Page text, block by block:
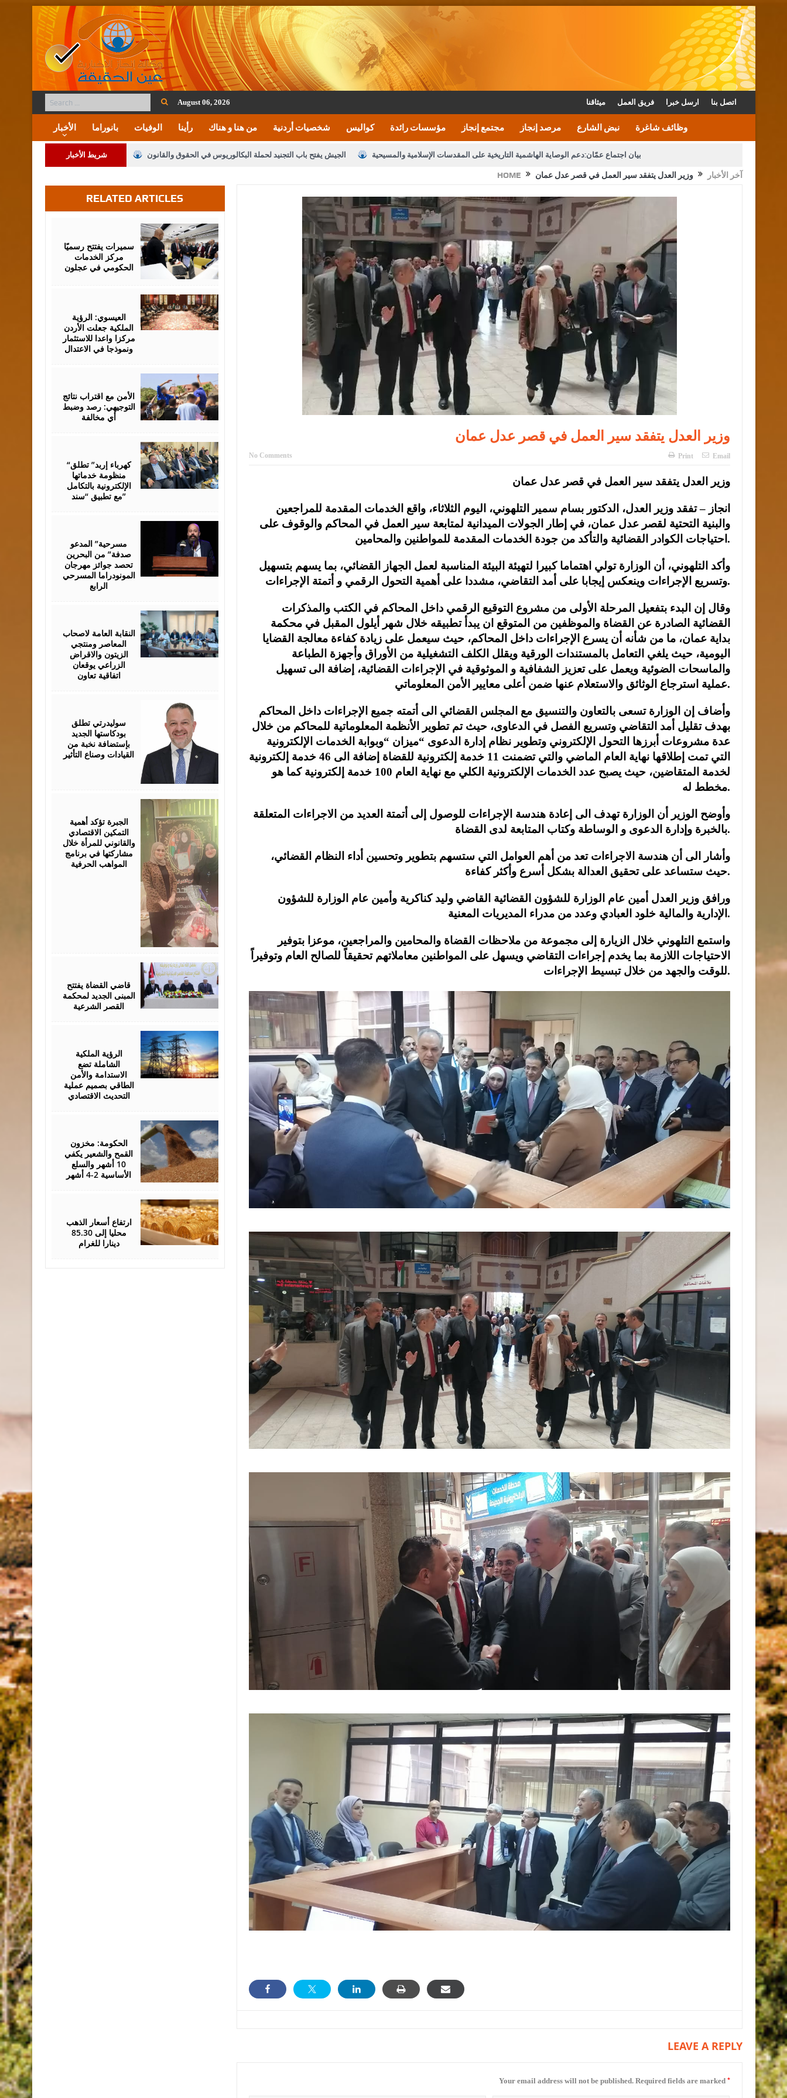
August 06, 2026 ميثاقنا فريق العمل ارسل خبرا اتصل بنا
الأخبار بانوراما الوفيات رأينا من هنا و هناك شخصيات أردنية كواليس مؤسسات رائدة مجتمع إنجاز مرصد إنجاز نبض الشارع وظائف شاغرة
شريط الأخبار الجيش يفتح باب التجنيد لحملة البكالوريوس في الحقوق والقانون بيان اجتماع عمّان:دعم الوصاية الهاشمية التاريخية على المقدسات الإسلامية والمسيحية
النواب يقر مشروع تعديل قانون الملكية العقارية
القاضي يلتقي رؤساء تحرير الصحف اليومية ويؤكد حرص مجلس النواب على شراكة فاعلة مع الإعلام دعوة المكلفين بخدمة العلم (الدفعة الثالثة) إلى مراجعة منصة خدمة العلم
الملك يلتقي مجموعة من رفاق السلاح الملك يتلقى اتصالا هاتفيا من العاهل البحريني القاضي محمود أحمد فريحات.. مبارك ومزيدا من التوفيق
عارف بيك فريحات.. مبارك وبكم تزهو المناصب
HOME آخر الأخبار وزير العدل يتفقد سير العمل في قصر عدل عمان
وزير العدل يتفقد سير العمل في قصر عدل عمان
No Comments Print Email
وزير العدل يتفقد سير العمل في قصر عدل عمان
انجاز – تفقد وزير العدل، الدكتور بسام سمير التلهوني، اليوم الثلاثاء، واقع الخدمات المقدمة للمراجعين
والبنية التحتية لقصر عدل عمان، في إطار الجولات الميدانية لمتابعة سير العمل في المحاكم والوقوف على
احتياجات الكوادر القضائية والتأكد من جودة الخدمات المقدمة للمواطنين والمحامين.
وأكد التلهوني، أن الوزارة تولي اهتماما كبيرا لتهيئة البيئة المناسبة لعمل الجهاز القضائي، بما يسهم بتسهيل
وتسريع الإجراءات وينعكس إيجابا على أمد التقاضي، مشددا على أهمية التحول الرقمي و أتمتة الإجراءات.
وقال إن البدء بتفعيل المرحلة الأولى من مشروع التوقيع الرقمي داخل المحاكم في الكتب والمذكرات
القضائية الصادرة عن القضاة والموظفين من المتوقع ان يبدأ تطبيقه خلال شهر أيلول المقبل في محكمة
بداية عمان، ما من شأنه أن يسرع الإجراءات داخل المحاكم، حيث سيعمل على زيادة كفاءة معالجة القضايا
اليومية، حيث يلغي التعامل بالمستندات الورقية ويقلل الكلف التشغيلية من الأوراق وأجهزة الطباعة
والماسحات الضوئية ويعمل على تعزيز الشفافية و الموثوقية في الإجراءات القضائية، إضافة الى تسهيل
عملية استرجاع الوثائق والاستعلام عنها ضمن أعلى معايير الأمن المعلوماتي.
وأضاف إن الوزارة تسعى بالتعاون والتنسيق مع المجلس القضائي الى أتمته جميع الإجراءات داخل المحاكم
بهدف تقليل أمد التقاضي وتسريع الفصل في الدعاوى، حيث تم تطوير الأنظمة المعلوماتية للمحاكم من خلال
عدة مشروعات أبرزها التحول الإلكتروني وتطوير نظام إدارة الدعوى “ميزان “وبوابة الخدمات الإلكترونية
التي تمت إطلاقها نهاية العام الماضي والتي تضمنت 11 خدمة إلكترونية للقضاة إضافة الى 46 خدمة إلكترونية
لخدمة المتقاضين، حيث يصبح عدد الخدمات الإلكترونية الكلي مع نهاية العام 100 خدمة إلكترونية كما هو
مخطط له.
وأوضح الوزير أن الوزارة تهدف الى إعادة هندسة الإجراءات للوصول إلى أتمتة العديد من الاجراءات المتعلقة
بالخبرة وإدارة الدعوى و الوساطة وكتاب المتابعة لدى القضاة.
وأشار الى أن هندسة الاجراءات تعد من أهم العوامل التي ستسهم بتطوير وتحسين أداء النظام القضائي،
حيث ستساعد على تحقيق العدالة بشكل أسرع وأكثر كفاءة.
ورافق وزير العدل أمين عام الوزارة للشؤون القضائية القاضي وليد كناكرية وأمين عام الوزارة للشؤون
الإدارية والمالية خلود العبادي وعدد من مدراء المديريات المعنية.
واستمع التلهوني خلال الزيارة إلى مجموعة من ملاحظات القضاة والمحامين والمراجعين، موعزا بتوفير
الاحتياجات اللازمة بما يخدم إجراءات التقاضي ويسهل على المواطنين معاملاتهم تحقيقاً للصالح العام وتوفيراً
للوقت والجهد من خلال تبسيط الإجراءات.
LEAVE A REPLY
Your email address will not be published. Required fields are marked *
RELATED ARTICLES
سميرات يفتتح رسميًا
مركز الخدمات
الحكومي في عجلون
2026
العيسوي: الرؤية
الملكية جعلت الأردن
مركزا واعدا للاستثمار
ونموذجا في الاعتدال
الأمن مع اقتراب نتائج
التوجيهي: رصد وضبط
أي مخالفة
2026
“كهرباء إربد” تطلق
منظومة خدماتها
الإلكترونية بالتكامل
مع تطبيق “سند”
مسرحية” المدعو
صدفة” من البحرين
تحصد جوائز مهرجان
المونودراما المسرحي
الرابع
النقابة العامة لاصحاب
المعاصر ومنتجي
الزيتون والاقراض
الزراعي يوقعان
اتفاقية تعاون
2026
سوليدرتي تطلق
بودكاستها الجديد
بإستضافة نخبة من
القيادات وصناع التأثير
الجبرة تؤكد أهمية
التمكين الاقتصادي
والقانوني للمرأة خلال
مشاركتها في برنامج
المواهب الحرفية
قاضي القضاة يفتتح
المبنى الجديد لمحكمة
القصر الشرعية
الرؤية الملكية
الشاملة تضع
الاستدامة والأمن
الطاقي بصميم عملية
التحديث الاقتصادي
الحكومة: مخزون
القمح والشعير يكفي
10 أشهر والسلع
الأساسية 2-4 أشهر
ارتفاع أسعار الذهب
محليا إلى 85.30
دينارا للغرام